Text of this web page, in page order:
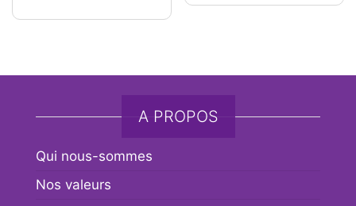
A PROPOS
Qui nous-sommes
Nos valeurs